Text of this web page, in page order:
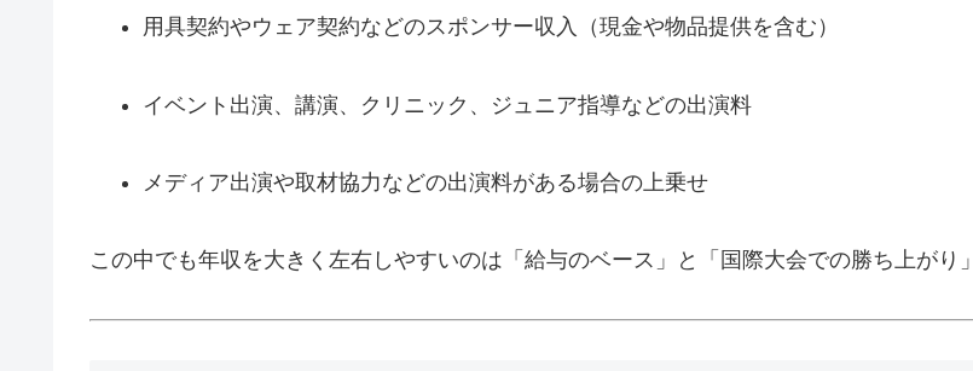
用具契約やウェア契約などのスポンサー収入（現金や物品提供を含む）
イベント出演、講演、クリニック、ジュニア指導などの出演料
メディア出演や取材協力などの出演料がある場合の上乗せ
この中でも年収を大きく左右しやすいのは「給与のベース」と「国際大会での勝ち上がり